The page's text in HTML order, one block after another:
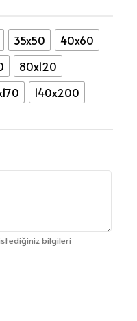
35x50
40x60
80x120
140x200
bilgileri